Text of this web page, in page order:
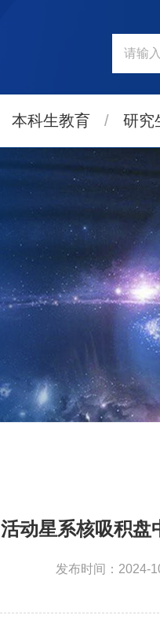
本科生教育 / 研究
活动星系核吸积盘
发布时间：2024-